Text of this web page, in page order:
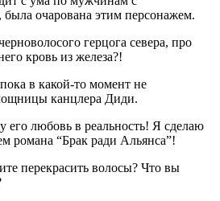
очарована этим персонажем.
герцога севера, про
кровь из железа?!
в какой-то момент не
канцлера Диди.
любовь в реальность! Я сделаю
романа “Брак ради Альянса”!
перекрасить волосы? Что вы